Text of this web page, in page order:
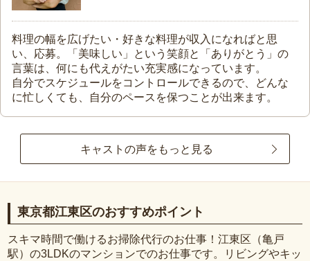
料理の幅を広げたい・好きな料理が収入になればと思
い、応募。「美味しい」という笑顔と「ありがとう」の
言葉は、何にも代えがたい充実感になっています。
自分でスケジュールをコントロールできるので、どんな
に忙しくても、自分のペースを保つことが出来ます。
キャストの声をもっと見る
東京都江東区のおすすめポイント
スキマ時間で働けるお掃除代行のお仕事！江東区（亀戸
駅）の3LDKのマンションでのお仕事です。リビングやキッ